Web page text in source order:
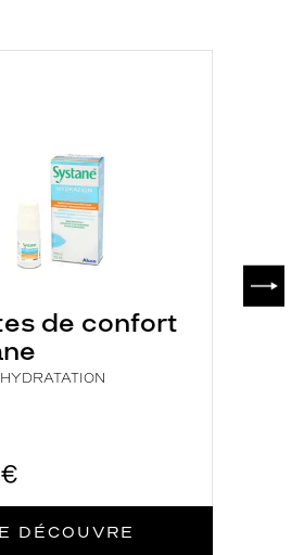
de confort
DÉCOUVRE